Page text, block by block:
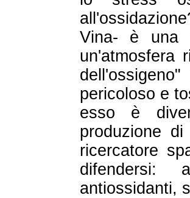
Vina- è una
un'atmosfera
pericoloso e
esso è
produzione
ricercatore
difendersi:
antiossidanti,